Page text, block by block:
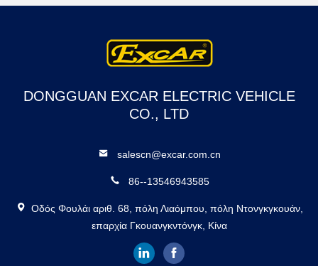
DONGGUAN EXCAR ELECTRIC VEHICLE
CO., LTD
salescn@excar.com.cn
86--13546943585
Οδός Φουλάι αριθ. 68, πόλη Λιαόμπου, πόλη Ντονγκγκουάν,
επαρχία Γκουανγκντόνγκ, Κίνα